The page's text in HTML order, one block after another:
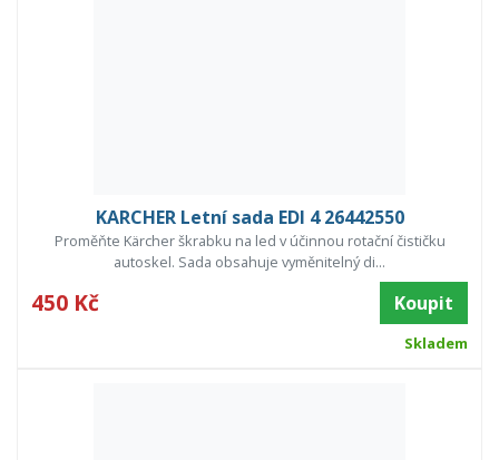
KARCHER Letní sada EDI 4 26442550
Proměňte Kärcher škrabku na led v účinnou rotační čističku
autoskel. Sada obsahuje vyměnitelný di...
450 Kč Koupit
Skladem